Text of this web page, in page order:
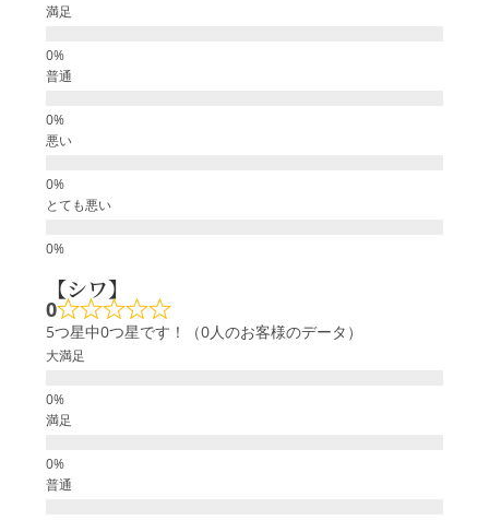
満足
普通
悪い
とても悪い
【シワ】
0
5つ星中0つ星です！（0人のお客様のデータ）
大満足
満足
普通